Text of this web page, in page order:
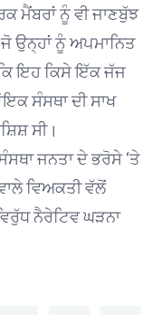
ਮੈਂਬਰਾਂ ਨੂੰ ਵੀ ਜਾਣਬੁੱਝ
ਉਨ੍ਹਾਂ ਨੂੰ ਅਪਮਾਨਿਤ
ਇਹ ਕਿਸੇ ਇੱਕ ਜੱਜ
ਸੰਸਥਾ ਦੀ ਸਾਖ
ਸੀ।
ਜਨਤਾ ਦੇ ਭਰੋਸੇ ‘ਤੇ
ਵਿਅਕਤੀ ਵੱਲੋਂ
ਨੈਰੇਟਿਵ ਘੜਨਾ